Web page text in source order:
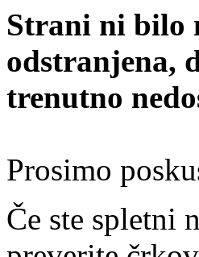
Strani ni bilo
odstranjena,
trenutno
Prosimo
Če ste spletni